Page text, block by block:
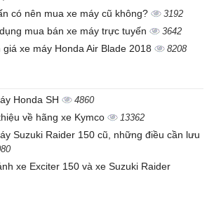
có nên mua xe máy cũ không? 3192
mua bán xe máy trực tuyến 3642
xe máy Honda Air Blade 2018 8208
Honda SH 4860
về hãng xe Kymco 13362
Suzuki Raider 150 cũ, những điều cần lưu
xe Exciter 150 và xe Suzuki Raider